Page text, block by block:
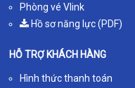
Phòng vé Vlink
Hồ sơ năng lực (PDF)
HỖ TRỢ KHÁCH HÀNG
Hình thức thanh toán